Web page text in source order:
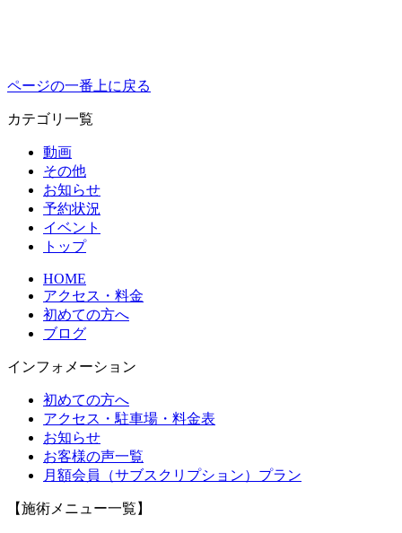
ページの一番上に戻る
カテゴリ一覧
動画
その他
お知らせ
予約状況
イベント
トップ
HOME
アクセス・料金
初めての方へ
ブログ
インフォメーション
初めての方へ
アクセス・駐車場・料金表
お知らせ
お客様の声一覧
月額会員（サブスクリプション）プラン
【施術メニュー一覧】